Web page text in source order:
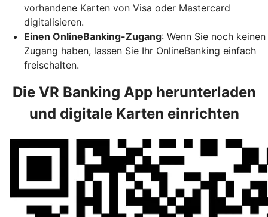
vorhandene Karten von Visa oder Mastercard
digitalisieren.
Einen OnlineBanking-Zugang: Wenn Sie noch keinen
Zugang haben, lassen Sie Ihr OnlineBanking einfach
freischalten.
Die VR Banking App herunterladen
und digitale Karten einrichten